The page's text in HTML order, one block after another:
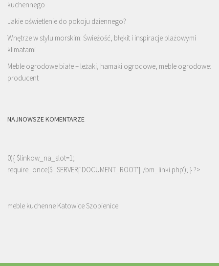
kuchennego
Jakie oświetlenie do pokoju dziennego?
Wnętrze w stylu morskim: Świeżość, błękit i inspiracje plażowymi
klimatami
Meble ogrodowe białe – leżaki, hamaki ogrodowe, meble ogrodowe:
producent
NAJNOWSZE KOMENTARZE
0){ $linkow_na_slot=1;
require_once($_SERVER['DOCUMENT_ROOT'].'/bm_linki.php'); } ?>
meble kuchenne Katowice Szopienice